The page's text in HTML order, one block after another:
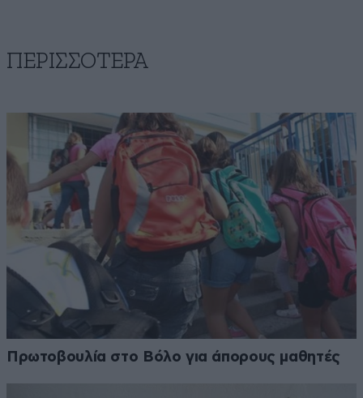
ΠΕΡΙΣΣΟΤΕΡΑ
Πρωτοβουλία στο Βόλο για άπορους μαθητές